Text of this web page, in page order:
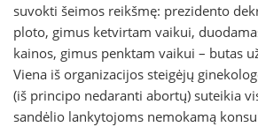
suvokti šeimos reikšmę: prezidento
ploto, gimus ketvirtam vaikui,
kainos, gimus penktam vaikui – butas
Viena iš organizacijos steigėjų
(iš principo nedaranti abortų) suteikia
sandėlio lankytojoms nemokamą